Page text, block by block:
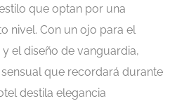
que optan por una
nivel. Con un ojo para el
el diseño de vanguardia,
que recordará durante
destila elegancia